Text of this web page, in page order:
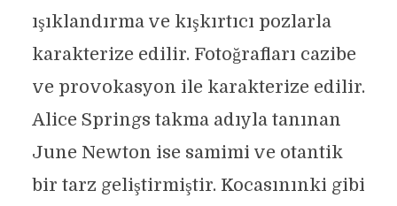
ışıklandırma ve kışkırtıcı pozlarla
karakterize edilir. Fotoğrafları cazibe
ve provokasyon ile karakterize edilir.
Alice Springs takma adıyla tanınan
June Newton ise samimi ve otantik
bir tarz geliştirmiştir. Kocasınınki gibi